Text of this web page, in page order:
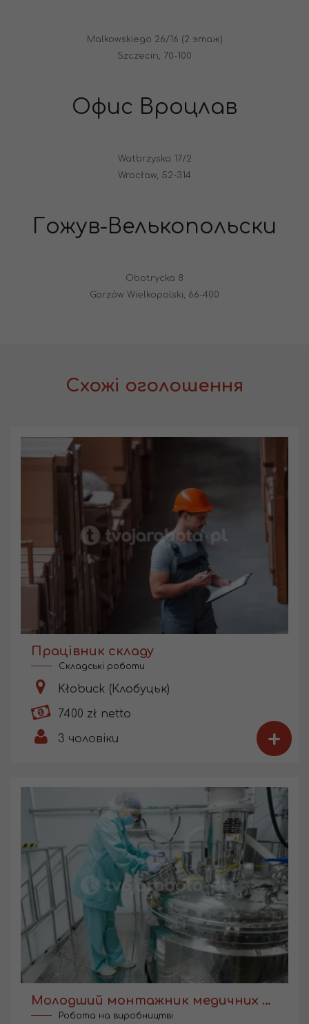
Malkowskiego 26/16 (2 этаж)
Szczecin, 70-100
Офис Вроцлав
Watbrzyska 17/2
Wrocław, 52-314
Гожув-Велькопольски
Obotrycka 8
Gorzów Wielkopolski, 66-400
Схожі оголошення
Працівник складу
Складські роботи
Kłobuck (Клобуцьк)
7400 zł netto
3 чоловіки +
Молодший монтажник медичних виробів
Робота на виробництві